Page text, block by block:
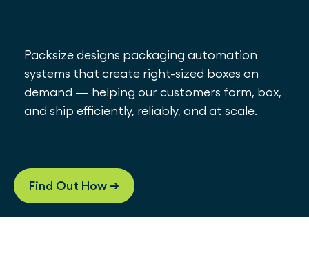
Packsize designs packaging automation
systems that create right-sized boxes on
demand — helping our customers form, box,
and ship efficiently, reliably, and at scale.
Find Out How ->